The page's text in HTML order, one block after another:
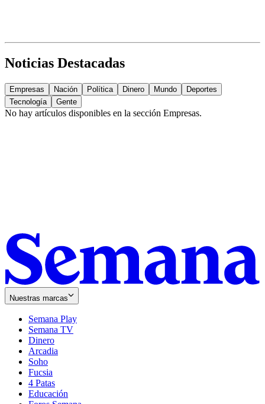
Noticias Destacadas
Empresas Nación Política Dinero Mundo
Deportes
Tecnología
Gente
No hay artículos disponibles en la sección Empresas.
Nuestras marcas
Semana Play
Semana TV
Dinero
Arcadia
Soho
in
new
window
Fucsia
in
new
4 Patas
Educación